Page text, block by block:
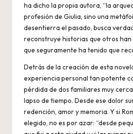
ha dicho la propia autora, “la
profesión de Giulia, sino una
desentierra el pasado, busca
reconstruye historias que otros han
que seguramente ha tenido que
Detrás de la creación de esta
experiencia personal tan potente
pérdida de dos familiares muy
lapso de tiempo. Desde ese dolor
redención, amor y memoria. Y si
elegido, no es por azar: “desde